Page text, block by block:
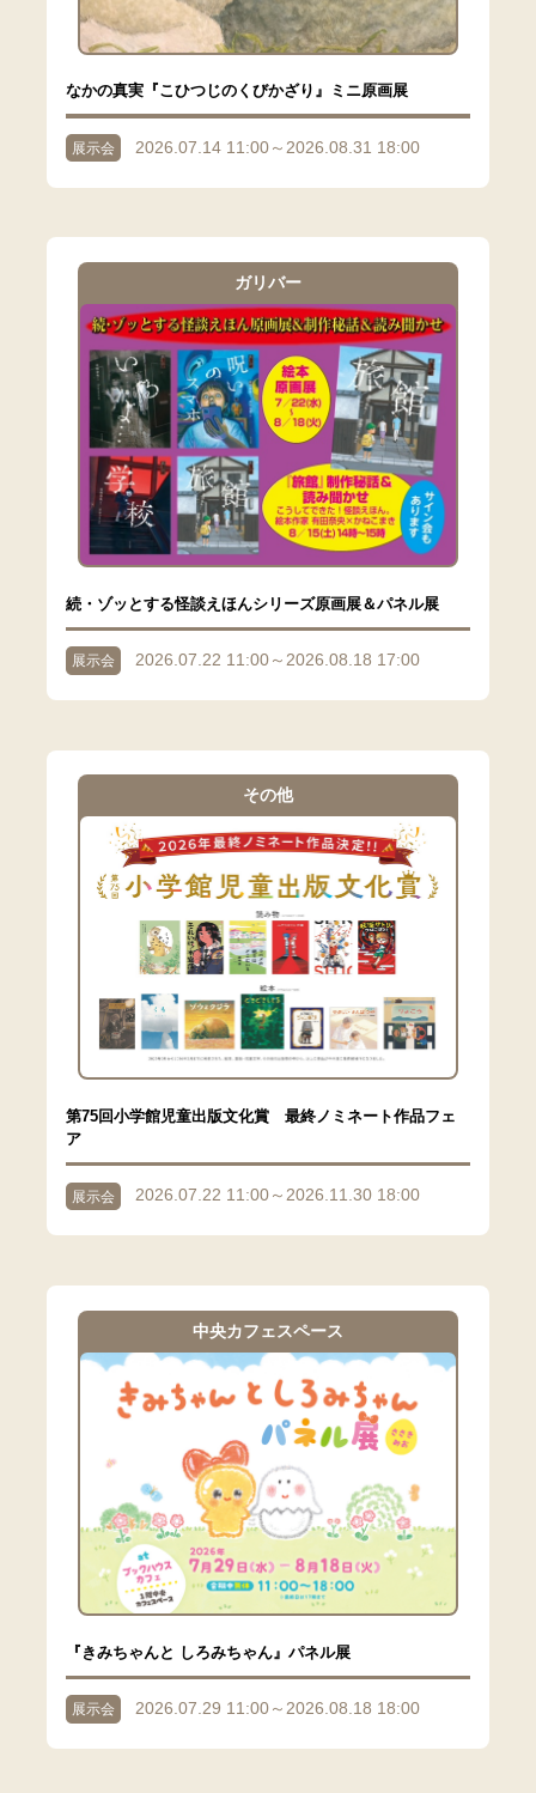
なかの真実『こひつじのくびかざり』ミニ原画展
展示会 2026.07.14 11:00～2026.08.31 18:00
ガリバー
続・ゾッとする怪談えほんシリーズ原画展＆パネル展
展示会 2026.07.22 11:00～2026.08.18 17:00
その他
第75回小学館児童出版文化賞 最終ノミネート作品フェ
ア
展示会 2026.07.22 11:00～2026.11.30 18:00
中央カフェスペース
『きみちゃんと しろみちゃん』パネル展
展示会 2026.07.29 11:00～2026.08.18 18:00